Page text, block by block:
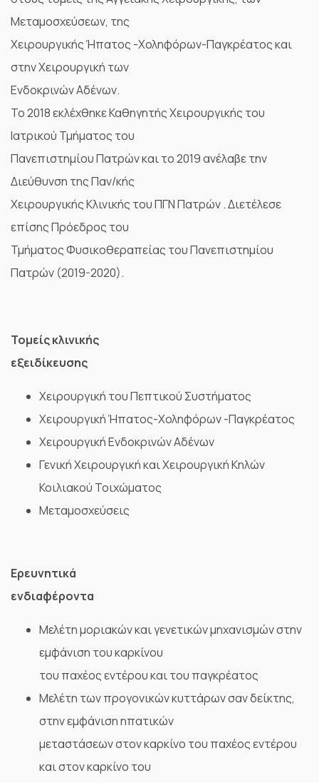
Μεταμοσχεύσεων, της
Χειρουργικής Ήπατος -Χοληφόρων-Παγκρέατος και
στην Χειρουργική των
Ενδοκρινών Αδένων.
Το 2018 εκλέχθηκε Καθηγητής Χειρουργικής του
Ιατρικού Τμήματος του
Πανεπιστημίου Πατρών και το 2019 ανέλαβε την
Διεύθυνση της Παν/κής
Χειρουργικής Κλινικής του ΠΓΝ Πατρών . Διετέλεσε
επίσης Πρόεδρος του
Τμήματος Φυσικοθεραπείας του Πανεπιστημίου
Πατρών (2019-2020).
Τομείς κλινικής
εξειδίκευσης
Χειρουργική του Πεπτικού Συστήματος
Χειρουργική Ήπατος-Χοληφόρων -Παγκρέατος
Χειρουργική Ενδοκρινών Αδένων
Γενική Χειρουργική και Χειρουργική Κηλών
Κοιλιακού Τοιχώματος
Μεταμοσχεύσεις
Ερευνητικά
ενδιαφέροντα
Μελέτη μοριακών και γενετικών μηχανισμών στην
εμφάνιση του καρκίνου
του παχέος εντέρου και του παγκρέατος
Μελέτη των προγονικών κυττάρων σαν δείκτης,
στην εμφάνιση ηπατικών
μεταστάσεων στον καρκίνο του παχέος εντέρου
και στον καρκίνο του